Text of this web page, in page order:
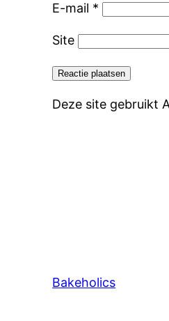
E-mail *
Site
Deze site gebruikt
Bakeholics